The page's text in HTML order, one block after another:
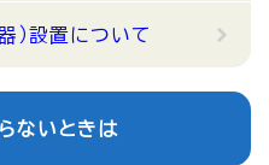
）設置について
ないときは